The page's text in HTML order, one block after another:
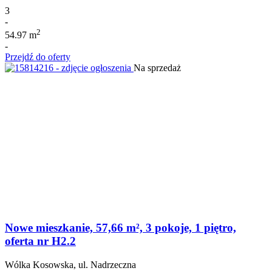
3
-
54.97 m2
-
Przejdź do oferty
Na sprzedaż
Nowe mieszkanie, 57,66 m², 3 pokoje, 1 piętro,
oferta nr H2.2
Wólka Kosowska, ul. Nadrzeczna